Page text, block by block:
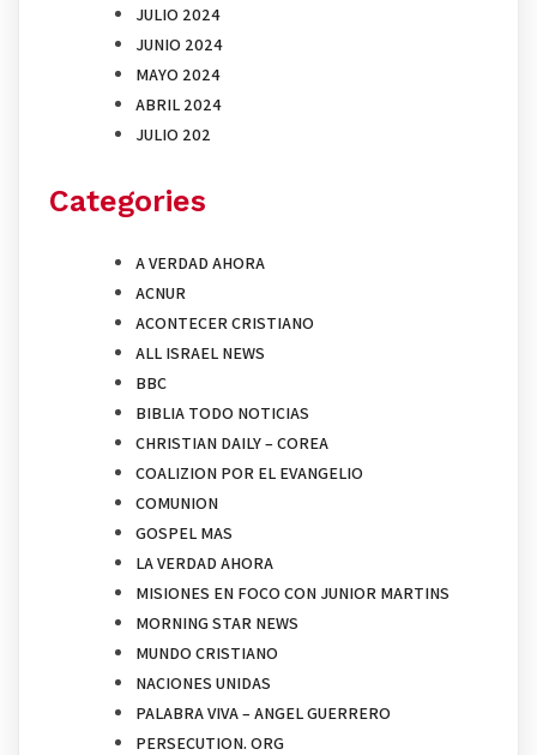
JULIO 2024
JUNIO 2024
MAYO 2024
ABRIL 2024
JULIO 202
Categories
A VERDAD AHORA
ACNUR
ACONTECER CRISTIANO
ALL ISRAEL NEWS
BBC
BIBLIA TODO NOTICIAS
CHRISTIAN DAILY – COREA
COALIZION POR EL EVANGELIO
COMUNION
GOSPEL MAS
LA VERDAD AHORA
MISIONES EN FOCO CON JUNIOR MARTINS
MORNING STAR NEWS
MUNDO CRISTIANO
NACIONES UNIDAS
PALABRA VIVA – ANGEL GUERRERO
PERSECUTION. ORG